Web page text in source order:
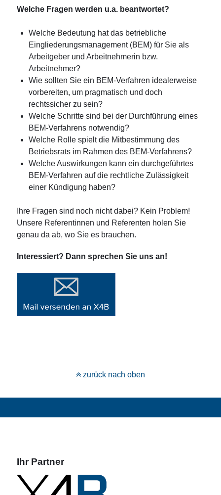
Welche Fragen werden u.a. beantwortet?
Welche Bedeutung hat das betriebliche
Eingliederungsmanagement (BEM) für Sie als
Arbeitgeber und Arbeitnehmerin bzw.
Arbeitnehmer?
Wie sollten Sie ein BEM-Verfahren idealerweise
vorbereiten, um pragmatisch und doch
rechtssicher zu sein?
Welche Schritte sind bei der Durchführung eines
BEM-Verfahrens notwendig?
Welche Rolle spielt die Mitbestimmung des
Betriebsrats im Rahmen des BEM-Verfahrens?
Welche Auswirkungen kann ein durchgeführtes
BEM-Verfahren auf die rechtliche Zulässigkeit
einer Kündigung haben?
Ihre Fragen sind noch nicht dabei? Kein Problem!
Unsere Referentinnen und Referenten holen Sie
genau da ab, wo Sie es brauchen.
Interessiert? Dann sprechen Sie uns an!
zurück nach oben
Ihr Partner